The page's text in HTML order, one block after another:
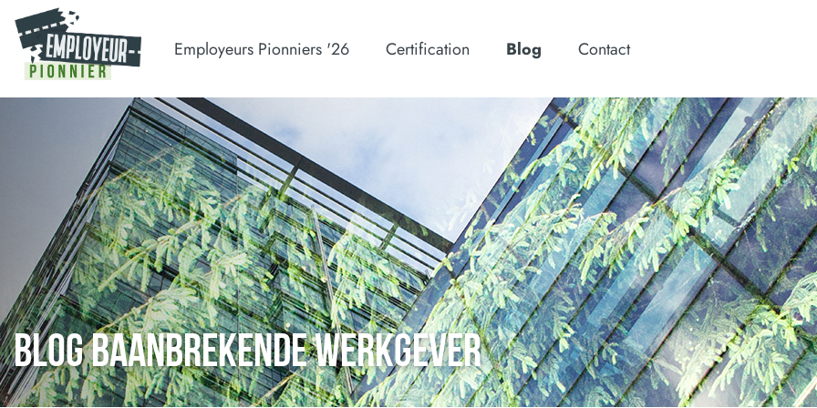
Employeurs Pionniers '26 Certification Blog Contact
BLOG BAANBREKENDE WERKGEVER